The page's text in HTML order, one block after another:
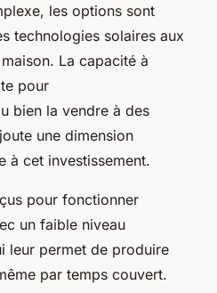
les options sont
technologies solaires aux
La capacité à
pour
bien la vendre à des
une dimension
à cet investissement.
pour fonctionner
un faible niveau
leur permet de produire
par temps couvert.